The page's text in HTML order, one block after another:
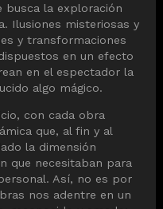
busca la exploración
Ilusiones misteriosas y
y transformaciones
en un efecto
en el espectador la
algo mágico.
con cada obra
que, al fin y al
la dimensión
que necesitaban para
Así, no es por
nos adentre en un